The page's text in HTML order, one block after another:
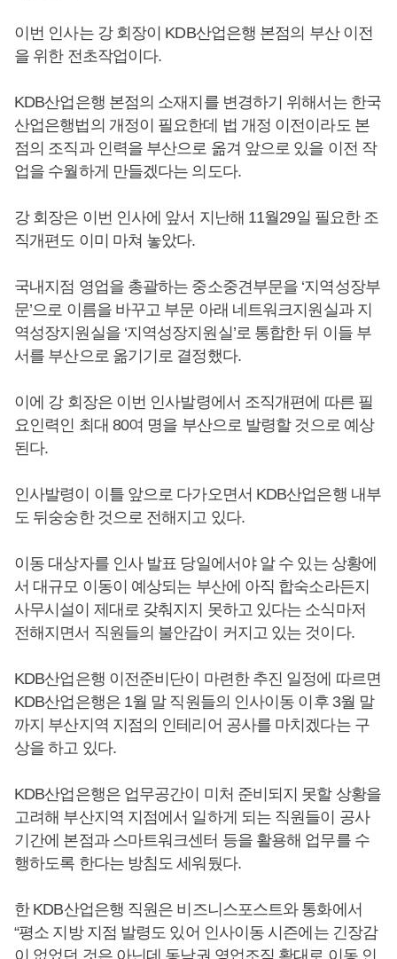
이번 인사는 강 회장이 KDB산업은행 본점의 부산 이전
을 위한 전초작업이다.
KDB산업은행 본점의 소재지를 변경하기 위해서는 한국
산업은행법의 개정이 필요한데 법 개정 이전이라도 본
점의 조직과 인력을 부산으로 옮겨 앞으로 있을 이전 작
업을 수월하게 만들겠다는 의도다.
강 회장은 이번 인사에 앞서 지난해 11월29일 필요한 조
직개편도 이미 마쳐 놓았다.
국내지점 영업을 총괄하는 중소중견부문을 ‘지역성장부
문’으로 이름을 바꾸고 부문 아래 네트워크지원실과 지
역성장지원실을 ‘지역성장지원실’로 통합한 뒤 이들 부
서를 부산으로 옮기기로 결정했다.
이에 강 회장은 이번 인사발령에서 조직개편에 따른 필
요인력인 최대 80여 명을 부산으로 발령할 것으로 예상
된다.
인사발령이 이틀 앞으로 다가오면서 KDB산업은행 내부
도 뒤숭숭한 것으로 전해지고 있다.
이동 대상자를 인사 발표 당일에서야 알 수 있는 상황에
서 대규모 이동이 예상되는 부산에 아직 합숙소라든지
사무시설이 제대로 갖춰지지 못하고 있다는 소식마저
전해지면서 직원들의 불안감이 커지고 있는 것이다.
KDB산업은행 이전준비단이 마련한 추진 일정에 따르면
KDB산업은행은 1월 말 직원들의 인사이동 이후 3월 말
까지 부산지역 지점의 인테리어 공사를 마치겠다는 구
상을 하고 있다.
KDB산업은행은 업무공간이 미처 준비되지 못할 상황을
고려해 부산지역 지점에서 일하게 되는 직원들이 공사
기간에 본점과 스마트워크센터 등을 활용해 업무를 수
행하도록 한다는 방침도 세워뒀다.
한 KDB산업은행 직원은 비즈니스포스트와 통화에서
“평소 지방 지점 발령도 있어 인사이동 시즌에는 긴장감
이 없었던 것은 아닌데 동남권 영업조직 확대로 이동 인